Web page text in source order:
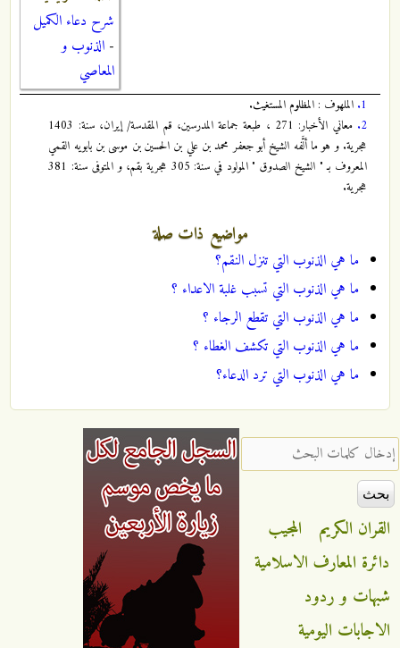
شرح دعاء الكميل
- الذنوب و
المعاصي
1. الملهوف : المظلوم المستغيث.
2.
معاني الأخبار: 271 ، طبعة جماعة المدرسين، قم المقدسة/ إيران، سنة: 1403
هجرية. و هو ما ألَّفه الشيخ أبو جعفر محمد بن علي بن الحسين بن موسى بن بابويه القمي
المعروف بـ " الشيخ الصدوق " المولود في سنة: 305 هجرية بقم، و المتوفى سنة: 381
هجرية.
مواضيع ذات صلة
ما هي الذنوب التي تنزل النقم؟
ما هي الذنوب التي تسبب غلبة الاعداء ؟
ما هي الذنوب التي تقطع الرجاء ؟
ما هي الذنوب التي تكشف الغطاء ؟
ما هي الذنوب التي ترد الدعاء؟
‏إدخال كلمات البحث ‏
القران الكريم
المجيب
دائرة المعارف الاسلامية
شبهات و ردود
الاجابات اليومية